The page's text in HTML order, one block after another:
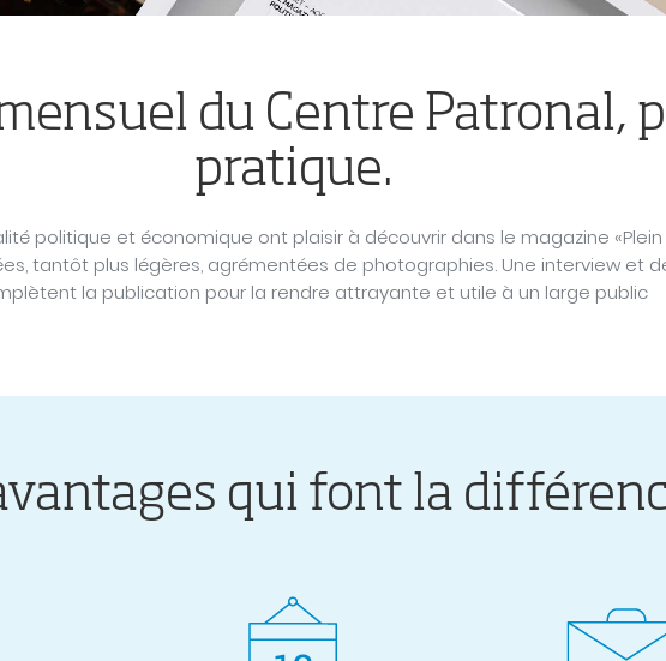
du Centre Patronal,
pratique.
politique et économique ont plaisir à découvrir dans le magazine
tantôt plus légères, agrémentées de photographies. Une interview et
la publication pour la rendre attrayante et utile à un large public
qui font la